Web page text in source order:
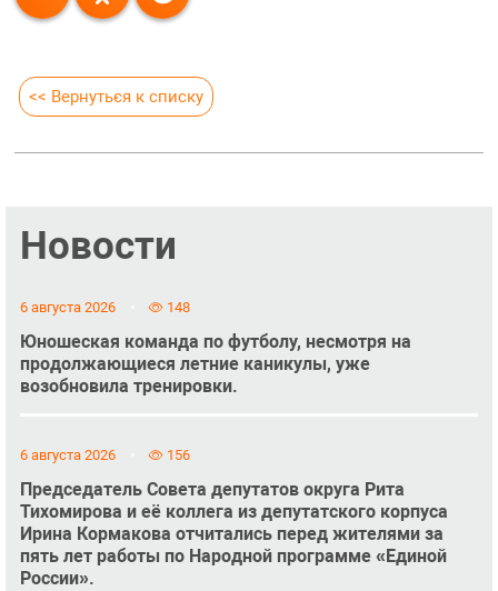
<< Вернуться к списку
Новости
6 августа 2026 148
Юношеская команда по футболу, несмотря на
продолжающиеся летние каникулы, уже
возобновила тренировки.
6 августа 2026 156
Председатель Совета депутатов округа Рита
Тихомирова и её коллега из депутатского корпуса
Ирина Кормакова отчитались перед жителями за
пять лет работы по Народной программе «Единой
России».